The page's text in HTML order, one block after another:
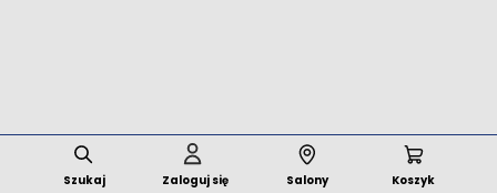
Szukaj Zaloguj się Salony Koszyk